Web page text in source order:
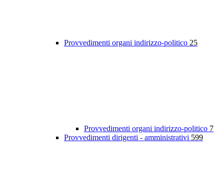
Provvedimenti organi indirizzo-politico 25
Provvedimenti organi indirizzo-politico 7
Provvedimenti dirigenti - amministrativi 599